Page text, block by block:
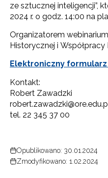
ze sztucznej inteligencji”,
2024 r. o godz. 14:00 na
Organizatorem
Historycznej i
Elektroniczny
Kontakt:
Robert Zawadzki
tel. 22 345 37 00
Opublikowano: 30.01.2024
Zmodyfikowano: 1.02.2024